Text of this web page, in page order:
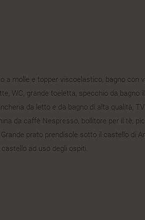
a molle e topper viscoelastico, bagno con
WC, grande toeletta, specchio da bagno
da letto e da bagno di alta qualità,
da caffè Nespresso, bollitore per il tè,
prato prendisole sotto il castello di
ad uso degli ospiti.